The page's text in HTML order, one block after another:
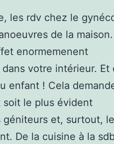
les rdv chez le
de la maison.
enormemenent
dans votre intérieur. Et
enfant ! Cela
soit le plus évident
et, surtout,
De la cuisine à la